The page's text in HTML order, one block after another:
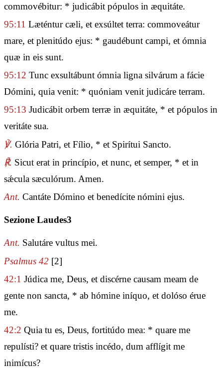
commovébitur: * judicábit pópulos in æquitáte.
95:11 Læténtur cæli, et exsúltet terra: commoveátur
mare, et plenitúdo ejus: * gaudébunt campi, et ómnia
quæ in eis sunt.
95:12 Tunc exsultábunt ómnia ligna silvárum a fácie
Dómini, quia venit: * quóniam venit judicáre terram.
95:13 Judicábit orbem terræ in æquitáte, * et pópulos in
veritáte sua.
℣. Glória Patri, et Fílio, * et Spirítui Sancto.
℟. Sicut erat in princípio, et nunc, et semper, * et in
sǽcula sæculórum. Amen.
Ant. Cantáte Dómino et benedícite nómini ejus.
Sezione Laudes3
Ant. Salutáre vultus mei.
Psalmus 42 [2]
42:1 Júdica me, Deus, et discérne causam meam de
gente non sancta, * ab hómine iníquo, et dolóso érue
me.
42:2 Quia tu es, Deus, fortitúdo mea: * quare me
repulísti? et quare tristis incédo, dum afflígit me
inimícus?